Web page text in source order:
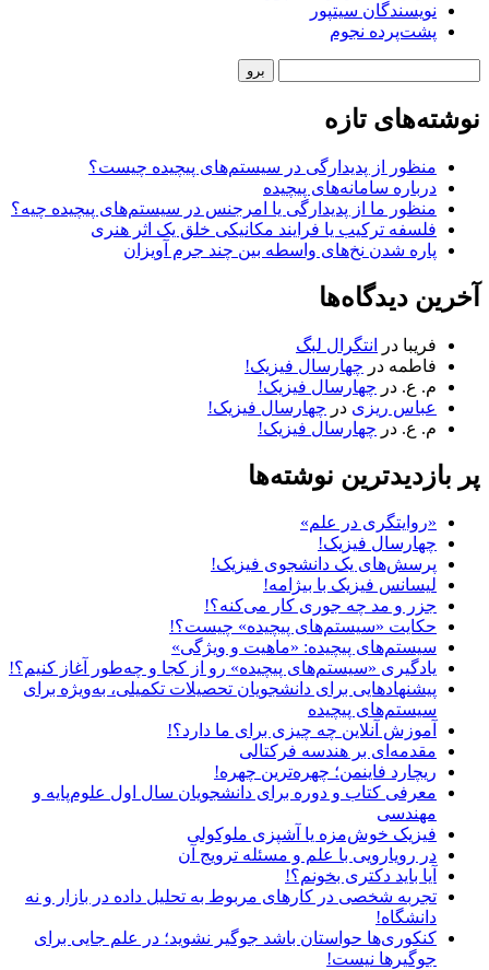
نویسندگان سیتپور
پشت‌پرده نجوم
نوشته‌های تازه
منظور از پدیدارگی در سیستم‌های پیچیده چیست؟
درباره سامانه‌های پیچیده
منظور ما از پدیدارگی یا امرجنس در سیستم‌های پیچیده چیه؟
فلسفه ترکیب یا فرایند مکانیکی خلق یک اثر هنری
پاره شدن نخ‌های واسطه بین چند جرم آویزان
آخرین دیدگاه‌ها
فریبا در
انتگرال لبگ
فاطمه در چهارسال فیزیک!
م. ع. در چهارسال فیزیک!
عباس ریزی در چهارسال فیزیک!
م. ع. در چهارسال فیزیک!
پر بازدیدترین نوشته‌ها
«روایتگری در علم»
چهارسال فیزیک!
پرسش‌های یک دانشجوی فیزیک!
لیسانس فیزیک با بیژامه!
جزر و مد چه جوری کار می‌کنه؟!
حکایت «سیستم‌های پیچیده» چیست؟!
سیستم‌های پیچیده: «ماهیت و ویژگی‌»
یادگیری «سیستم‌های پیچیده» رو از کجا و چه‌طور آغاز کنیم؟!
پیشنهادهایی برای دانشجویان تحصیلات تکمیلی، به‌ویژه برای
سیستم‌های پیچیده
آموزش آنلاین چه چیزی برای ما دارد؟!
مقدمه‌ای بر هندسه فرکتالی
ریچارد فاینمن؛ چهره‌ترین چهره!
معرفی کتاب و دوره برای دانشجویان سال اول علوم‌پایه و
مهندسی
فیزیک خوش‌مزه یا آشپزی ملوکولی
در رویارویی با علم و مسئله ترویج آن
آیا باید دکتری بخونم؟!
تجربه شخصی در کارهای مربوط به تحلیل داده در بازار و نه
دانشگاه!
کنکوری‌ها حواستان باشد جوگیر نشوید؛ در علم جایی برای
جوگیرها نیست!